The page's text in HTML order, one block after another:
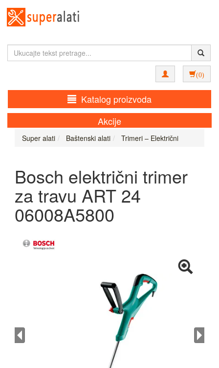
(0)
Katalog proizvoda
Akcije
Super alati Baštenski alati Trimeri – Električni
Bosch električni trimer
za travu ART 24
06008A5800